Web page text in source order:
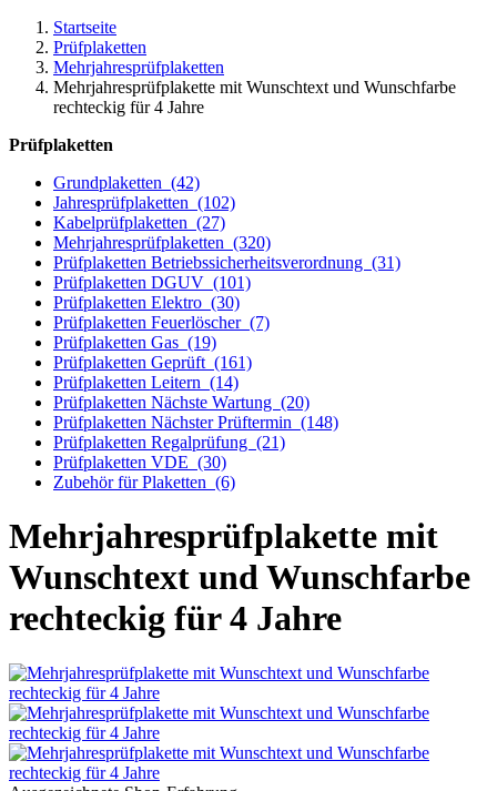
Startseite
Prüfplaketten
Mehrjahresprüfplaketten
Mehrjahresprüfplakette mit Wunschtext und Wunschfarbe
rechteckig für 4 Jahre
Prüfplaketten
Grundplaketten (42)
Jahresprüfplaketten (102)
Kabelprüfplaketten (27)
Mehrjahresprüfplaketten (320)
Prüfplaketten Betriebssicherheitsverordnung (31)
Prüfplaketten DGUV (101)
Prüfplaketten Elektro (30)
Prüfplaketten Feuerlöscher (7)
Prüfplaketten Gas (19)
Prüfplaketten Geprüft (161)
Prüfplaketten Leitern (14)
Prüfplaketten Nächste Wartung (20)
Prüfplaketten Nächster Prüftermin (148)
Prüfplaketten Regalprüfung (21)
Prüfplaketten VDE (30)
Zubehör für Plaketten (6)
Mehrjahresprüfplakette mit
Wunschtext und Wunschfarbe
rechteckig für 4 Jahre